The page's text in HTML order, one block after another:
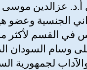
عزالدين موسى
الجنسية وعضو
وسام السودان
لجمهورية